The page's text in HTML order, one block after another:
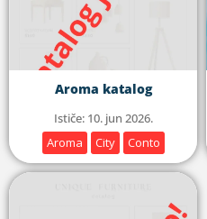
Aroma katalog
Ističe: 10. jun 2026.
Aroma
City Conto